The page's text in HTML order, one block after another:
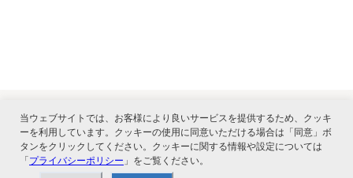
関連サービス
当ウェブサイトでは、お客様により良いサービスを提供するため、クッキ
ーを利用しています。クッキーの使用に同意いただける場合は「同意」ボ
タンをクリックしてください。クッキーに関する情報や設定については
「プライバシーポリシー 」をご覧ください。